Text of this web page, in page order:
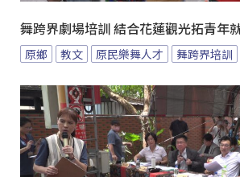
舞跨界劇場培訓 結合花蓮觀光拓青年
原鄉 教文 原民樂舞人才 舞跨界培訓